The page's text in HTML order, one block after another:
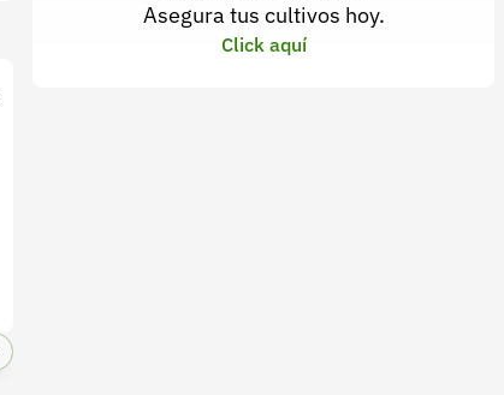
Asegura tus cultivos hoy.
Click aquí